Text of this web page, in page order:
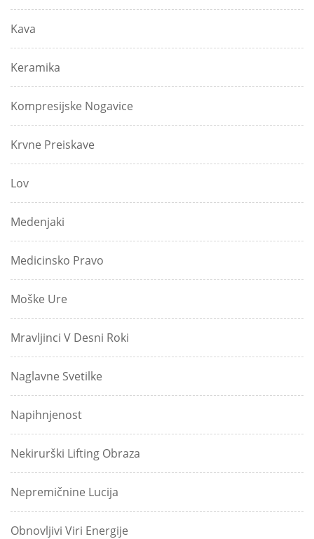
Kava
Keramika
Kompresijske Nogavice
Krvne Preiskave
Lov
Medenjaki
Medicinsko Pravo
Moške Ure
Mravljinci V Desni Roki
Naglavne Svetilke
Napihnjenost
Nekirurški Lifting Obraza
Nepremičnine Lucija
Obnovljivi Viri Energije